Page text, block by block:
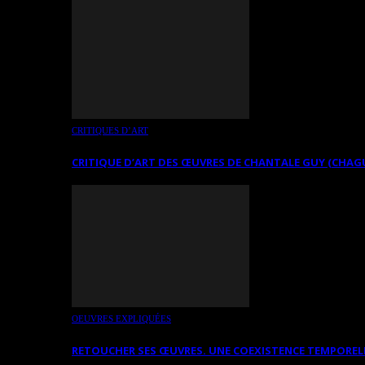
CRITIQUES D’ART
CRITIQUE D’ART DES ŒUVRES DE CHANTALE GUY
OEUVRES EXPLIQUÉES
RETOUCHER SES ŒUVRES. UNE COEXISTENCE